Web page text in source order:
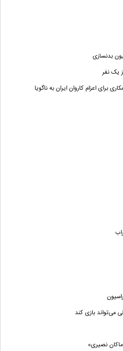
بدنسازی
یک نفر
برای اعزام کاروان ایران به ناگویا
بازی کند